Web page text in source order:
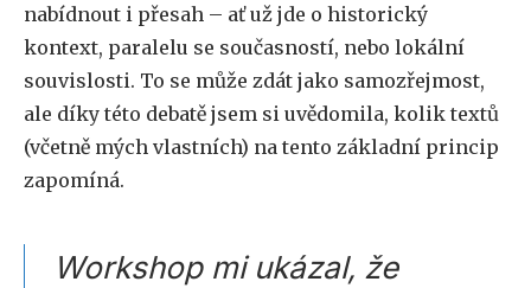
nabídnout i přesah – ať už jde o historický
kontext, paralelu se současností, nebo lokální
souvislosti. To se může zdát jako samozřejmost,
ale díky této debatě jsem si uvědomila, kolik textů
(včetně mých vlastních) na tento základní princip
zapomíná.
Workshop mi ukázal, že